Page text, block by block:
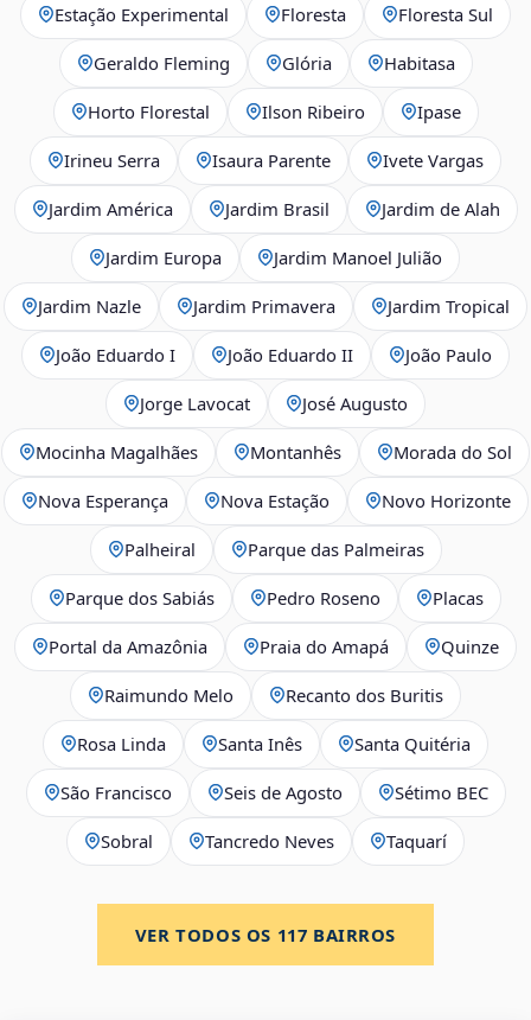
Estação Experimental Floresta Floresta Sul
Geraldo Fleming Glória Habitasa
Horto Florestal Ilson Ribeiro Ipase
Irineu Serra Isaura Parente Ivete Vargas
Jardim América Jardim Brasil Jardim de Alah
Jardim Europa Jardim Manoel Julião
Jardim Nazle Jardim Primavera Jardim Tropical
João Eduardo I João Eduardo II João Paulo
Jorge Lavocat José Augusto
Mocinha Magalhães Montanhês Morada do Sol
Nova Esperança Nova Estação Novo Horizonte
Palheiral Parque das Palmeiras
Parque dos Sabiás Pedro Roseno Placas
Portal da Amazônia Praia do Amapá Quinze
Raimundo Melo Recanto dos Buritis
Rosa Linda Santa Inês Santa Quitéria
São Francisco Seis de Agosto Sétimo BEC
Sobral Tancredo Neves Taquarí
VER TODOS OS 117 BAIRROS